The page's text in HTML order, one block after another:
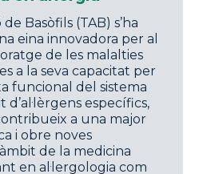
Basòfils (TAB) s’ha
eina innovadora per al
de les malalties
a la seva capacitat per
funcional del sistema
específics,
a una major
i obre noves
de la medicina
en al·lergologia com